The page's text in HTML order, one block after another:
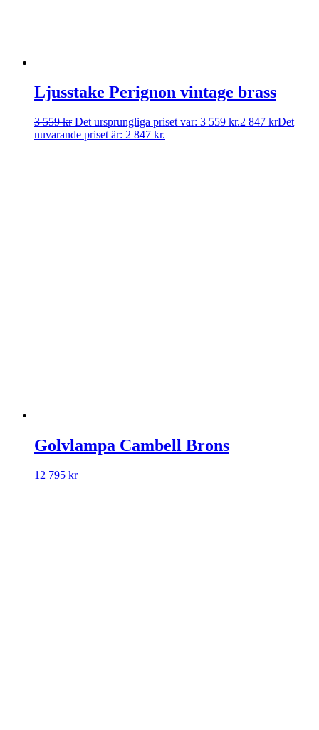
Ljusstake Perignon vintage brass
3 559kr Det ursprungliga priset var: 3 559 kr.2 847 krDet
nuvarande priset är: 2 847 kr.
Golvlampa Cambell Brons
12 795 kr